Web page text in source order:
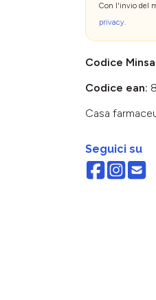
Con l'invio del
privacy.
Codice
Codice ean:
Casa
Seguici su